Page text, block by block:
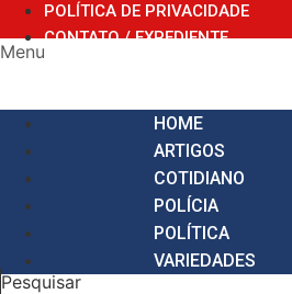
POLÍTICA DE PRIVACIDADE
CONTATO / EXPEDIENTE
Menu
HOME
ARTIGOS
COTIDIANO
POLÍCIA
POLÍTICA
VARIEDADES
Pesquisar